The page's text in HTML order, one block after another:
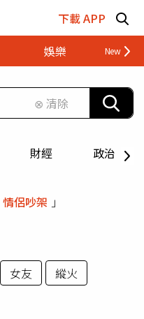
下載 APP
娛樂 財經
⊗ 清除
財經 政治
情侶吵架 」
女友 縱火